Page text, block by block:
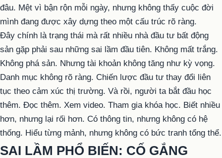
đâu. Mệt vì bận rộn mỗi ngày, nhưng không thấy cuộc đời
mình đang được xây dựng theo một cấu trúc rõ ràng.
Đây chính là trạng thái mà rất nhiều nhà đầu tư bất động
sản gặp phải sau những sai lầm đầu tiên. Không mất trắng.
Không phá sản. Nhưng tài khoản không tăng như kỳ vọng.
Danh mục không rõ ràng. Chiến lược đầu tư thay đổi liên
tục theo cảm xúc thị trường. Và rồi, người ta bắt đầu học
thêm. Đọc thêm. Xem video. Tham gia khóa học. Biết nhiều
hơn, nhưng lại rối hơn. Có thông tin, nhưng không có hệ
thống. Hiểu từng mảnh, nhưng không có bức tranh tổng thể.
SAI LẦM PHỔ BIẾN: CỐ GẮNG